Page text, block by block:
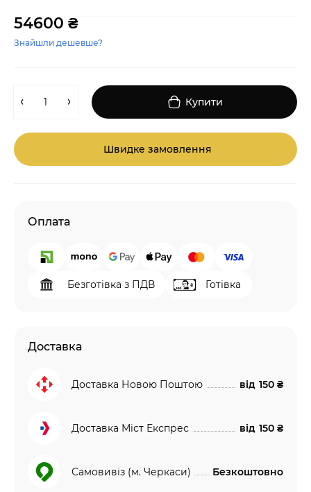
54600 ₴
Знайшли дешевше?
Купити
Швидке замовлення
Оплата
Безготівка з ПДВ Готівка
Доставка
Доставка Новою Поштою від 150 ₴
Доставка Міст Експрес від 150 ₴
Самовивіз (м. Черкаси) Безкоштовно